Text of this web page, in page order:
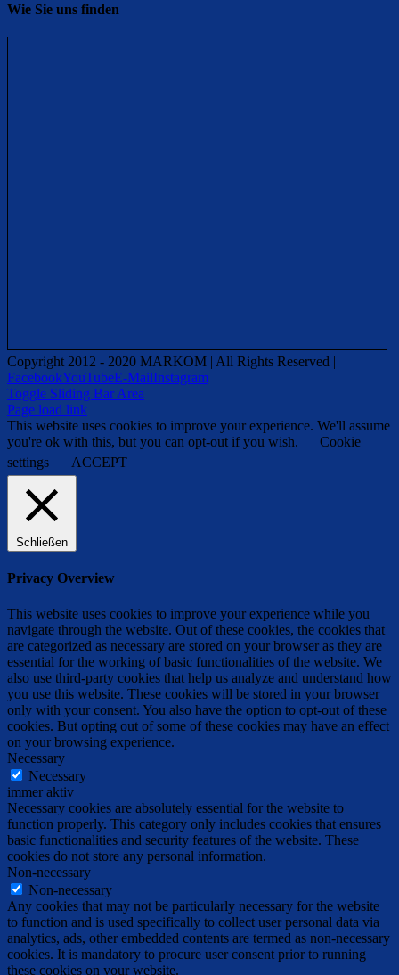
Wie Sie uns finden
Copyright 2012 - 2020 MARKOM | All Rights Reserved |
FacebookYouTubeE-MailInstagram
Toggle Sliding Bar Area
Page load link
This website uses cookies to improve your experience. We'll assume
you're ok with this, but you can opt-out if you wish.
Cookie
settings
ACCEPT
Schließen
Privacy Overview
This website uses cookies to improve your experience while you
navigate through the website. Out of these cookies, the cookies that
are categorized as necessary are stored on your browser as they are
essential for the working of basic functionalities of the website. We
also use third-party cookies that help us analyze and understand how
you use this website. These cookies will be stored in your browser
only with your consent. You also have the option to opt-out of these
cookies. But opting out of some of these cookies may have an effect
on your browsing experience.
Necessary
Necessary
immer aktiv
Necessary cookies are absolutely essential for the website to
function properly. This category only includes cookies that ensures
basic functionalities and security features of the website. These
cookies do not store any personal information.
Non-necessary
Non-necessary
Any cookies that may not be particularly necessary for the website
to function and is used specifically to collect user personal data via
analytics, ads, other embedded contents are termed as non-necessary
cookies. It is mandatory to procure user consent prior to running
these cookies on your website.